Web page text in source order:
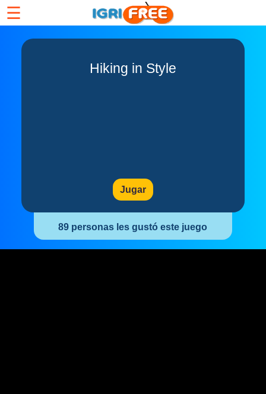
☰
Hiking in Style
Jugar
89 personas les gustó este juego